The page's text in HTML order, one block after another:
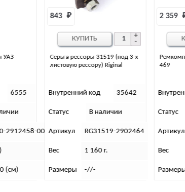
(под 3-х
35642
2902464
Ремкомплект серьги рессоры
469
2 359
Внутренний код 31854
Статус В наличии
Артикул 3151-00-2902460-00
Вес 1 030 г.
Размеры 15х15х14
КУПИТЬ
Щека
(Профи)
947 ₽
Статус
Артикул
Вес